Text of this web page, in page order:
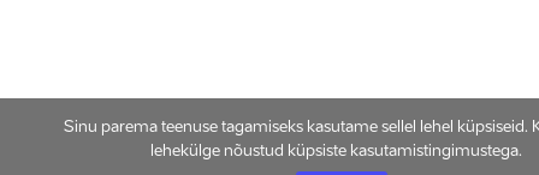
Sinu parema teenuse tagamiseks kasutame sellel lehel küpsiseid.
lehekülge nõustud küpsiste kasutamistingimustega.